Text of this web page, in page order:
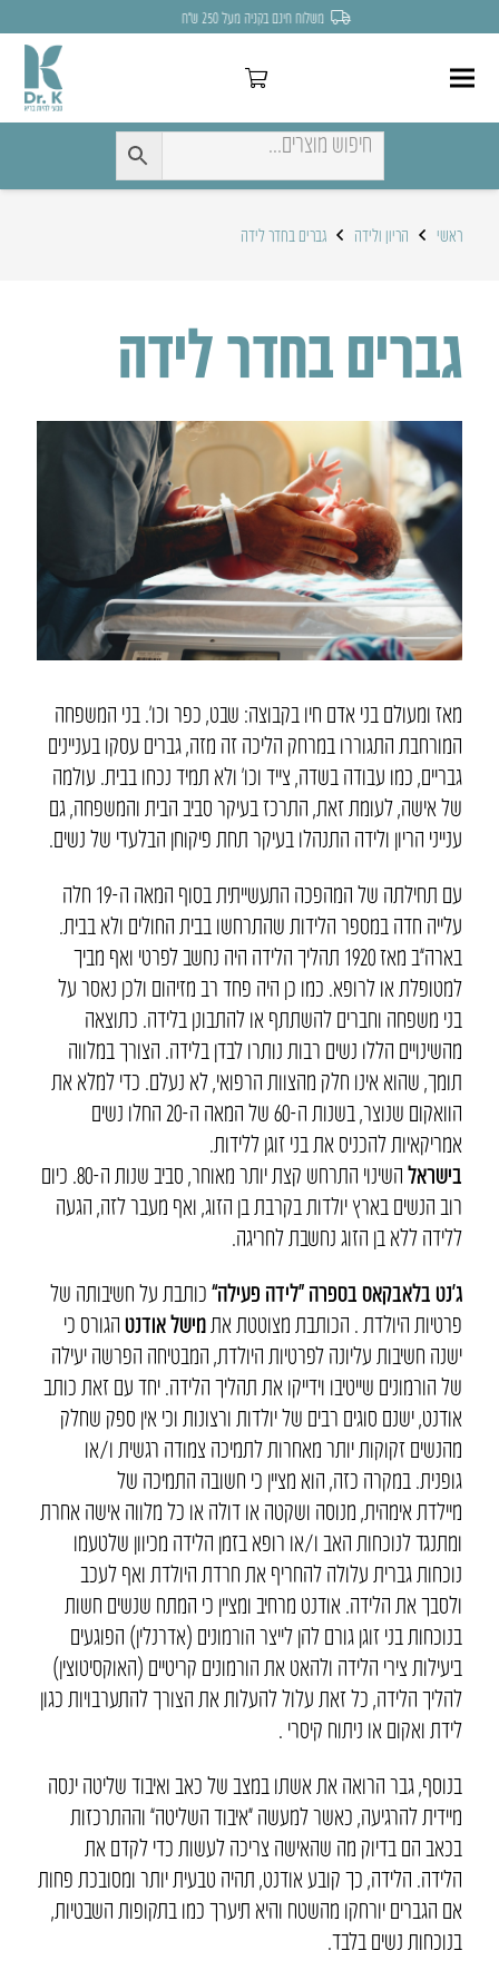
לחצו כאן להנחה של 7% לקניה הראשונה
ראשי הריון ולידה גברים בחדר לידה
גברים בחדר לידה
מאז ומעולם בני אדם חיו בקבוצה: שבט, כפר וכו’. בני המשפחה
המורחבת התגוררו במרחק הליכה זה מזה, גברים עסקו בעניינים
גבריים, כמו עבודה בשדה, צייד וכו’ ולא תמיד נכחו בבית. עולמה
של אישה, לעומת זאת, התרכז בעיקר סביב הבית והמשפחה, גם
ענייני הריון ולידה התנהלו בעיקר תחת פיקוחן הבלעדי של נשים.
עם תחילתה של המהפכה התעשייתית בסוף המאה ה-19 חלה
עלייה חדה במספר הלידות שהתרחשו בבית החולים ולא בבית.
בארה”ב מאז 1920 תהליך הלידה היה נחשב לפרטי ואף מביך
למטופלת או לרופא. כמו כן היה פחד רב מזיהום ולכן נאסר על
בני משפחה וחברים להשתתף או להתבונן בלידה. כתוצאה
מהשינויים הללו נשים רבות נותרו לבדן בלידה. הצורך במלווה
תומך, שהוא אינו חלק מהצוות הרפואי, לא נעלם. כדי למלא את
הוואקום שנוצר, בשנות ה-60 של המאה ה-20 החלו נשים
אמריקאיות להכניס את בני זוגן ללידות.
בישראל
השינוי התרחש קצת יותר מאוחר, סביב שנות ה-80. כיום
רוב הנשים בארץ יולדות בקרבת בן הזוג, ואף מעבר לזה, הגעה
ללידה ללא בן הזוג נחשבת לחריגה.
ג’נט בלאבקאס בספרה “לידה פעילה”כותבת על חשיבותה של
פרטיות היולדת . הכותבת מצוטטת אתמישל אודנטהגורס כי
ישנה חשיבות עליונה לפרטיות היולדת, המבטיחה הפרשה יעילה
של הורמונים שייטיבו וידייקו את תהליך הלידה. יחד עם זאת כותב
אודנט, ישנם סוגים רבים של יולדות ורצונות וכי אין ספק שחלק
מהנשים זקוקות יותר מאחרות לתמיכה צמודה רגשית ו/או
גופנית. במקרה כזה, הוא מציין כי חשובה התמיכה של
מיילדת אימהית, מנוסה ושקטה או דולה או כל מלווה אישה אחרת
ומתנגד לנוכחות האב ו/או רופא בזמן הלידה מכיוון שלטעמו
נוכחות גברית עלולה להחריף את חרדת היולדת ואף לעכב
ולסבך את הלידה. אודנט מרחיב ומציין כי המתח שנשים חשות
בנוכחות בני זוגן גורם להן לייצר הורמונים (אדרנלין) הפוגעים
ביעילות צירי הלידה ולהאט את הורמונים קריטיים (האוקסיטוצין)
להליך הלידה, כל זאת עלול להעלות את הצורך להתערבויות כגון
לידת ואקום או ניתוח קיסרי .
בנוסף, גבר הרואה את אשתו במצב של כאב ואיבוד שליטה ינסה
מיידית להרגיעה, כאשר למעשה “איבוד השליטה” וההתרכזות
בכאב הם בדיוק מה שהאישה צריכה לעשות כדי לקדם את
הלידה. הלידה, כך קובע אודנט, תהיה טבעית יותר ומסובכת פחות
אם הגברים יורחקו מהשטח והיא תיערך כמו בתקופות השבטיות,
בנוכחות נשים בלבד.